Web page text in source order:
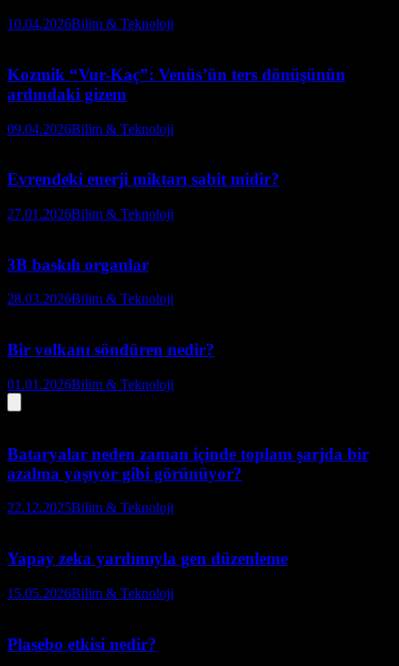
10.04.2026Bilim & Teknoloji
Kozmik “Vur-Kaç”: Venüs’ün ters dönüşünün
ardındaki gizem
09.04.2026Bilim & Teknoloji
Evrendeki enerji miktarı sabit midir?
27.01.2026Bilim & Teknoloji
3B baskılı organlar
28.03.2026Bilim & Teknoloji
Bir volkanı söndüren nedir?
01.01.2026Bilim & Teknoloji
Bataryalar neden zaman içinde toplam şarjda bir
azalma yaşıyor gibi görünüyor?
22.12.2025Bilim & Teknoloji
Yapay zeka yardımıyla gen düzenleme
15.05.2026Bilim & Teknoloji
Plasebo etkisi nedir?